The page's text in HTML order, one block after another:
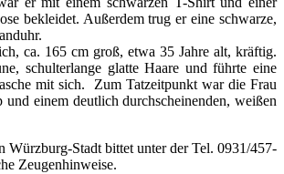
bekleidet. Außerdem trug er eine schwarze,
ca. 165 cm groß, etwa 35 Jahre alt, kräftig.
schulterlange glatte Haare und führte eine
mit sich. Zum Tatzeitpunkt war die Frau
und einem deutlich durchscheinenden, weißen
Würzburg-Stadt bittet unter der Tel. 0931/457-
Zeugenhinweise.